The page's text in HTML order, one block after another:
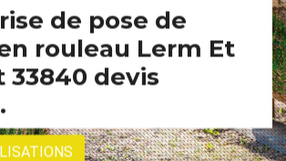
de pose de
rouleau Lerm Et
33840 devis